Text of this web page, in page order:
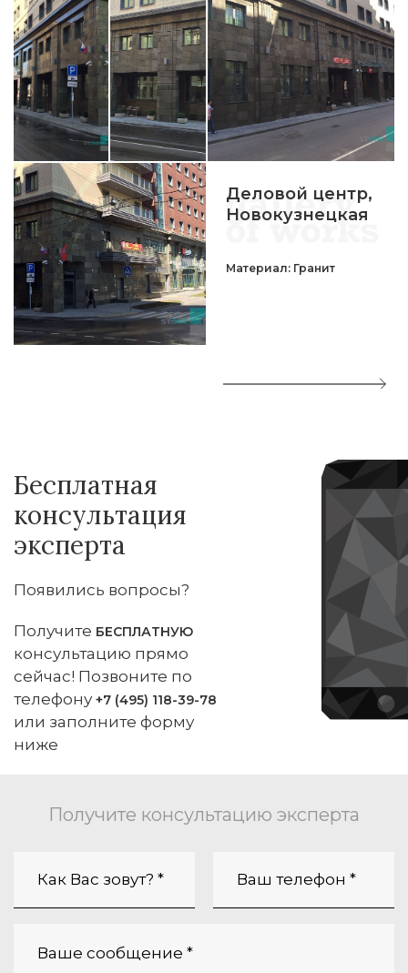
Деловой центр,
Новокузнецкая
Материал: Гранит
Бесплатная
консультация
эксперта
Появились вопросы?
Получите БЕСПЛАТНУЮ
консультацию прямо
сейчас! Позвоните по
телефону +7 (495) 118-39-78
или заполните форму
ниже
Получите консультацию эксперта